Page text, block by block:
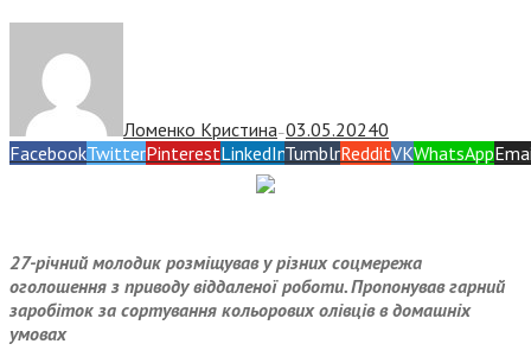
Ломенко Кристина—03.05.20240
FacebookTwitterPinterestLinkedInTumblrRedditVKWhatsApp
27-річний молодик розміщував у різних соцмережа
оголошення з приводу віддаленої роботи. Пропонував гарний
заробіток за сортування кольорових олівців в домашніх
умовах